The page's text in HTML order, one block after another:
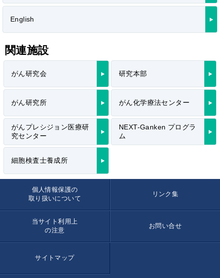
English
関連施設
がん研究会 研究本部
がん研究所 がん化学療法センター
がんプレシジョン医療研
究センター
NEXT-Ganken プログラ
ム
細胞検査士養成所
個人情報保護の
取り扱いについて
リンク集
当サイト利用上
の注意
お問い合せ
サイトマップ